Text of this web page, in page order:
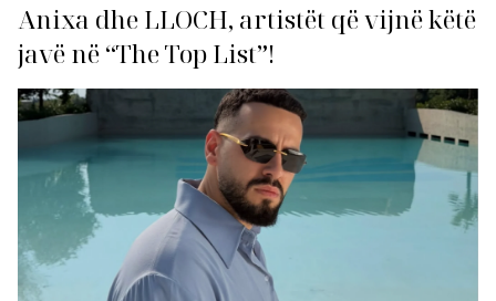
Anixa dhe LLOCH, artistët që vijnë këtë
javë në “The Top List”!